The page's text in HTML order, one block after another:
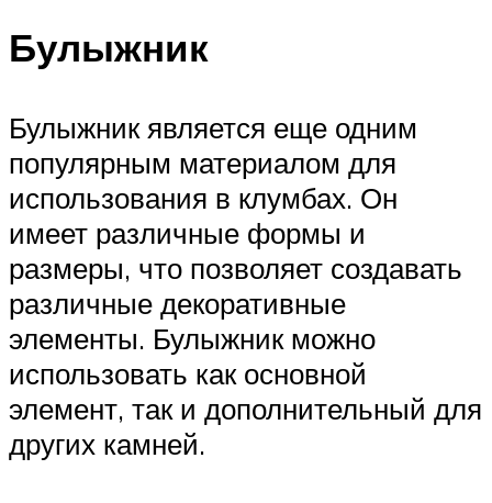
Булыжник
Булыжник является еще одним
популярным материалом для
использования в клумбах. Он
имеет различные формы и
размеры, что позволяет создавать
различные декоративные
элементы. Булыжник можно
использовать как основной
элемент, так и дополнительный для
других камней.